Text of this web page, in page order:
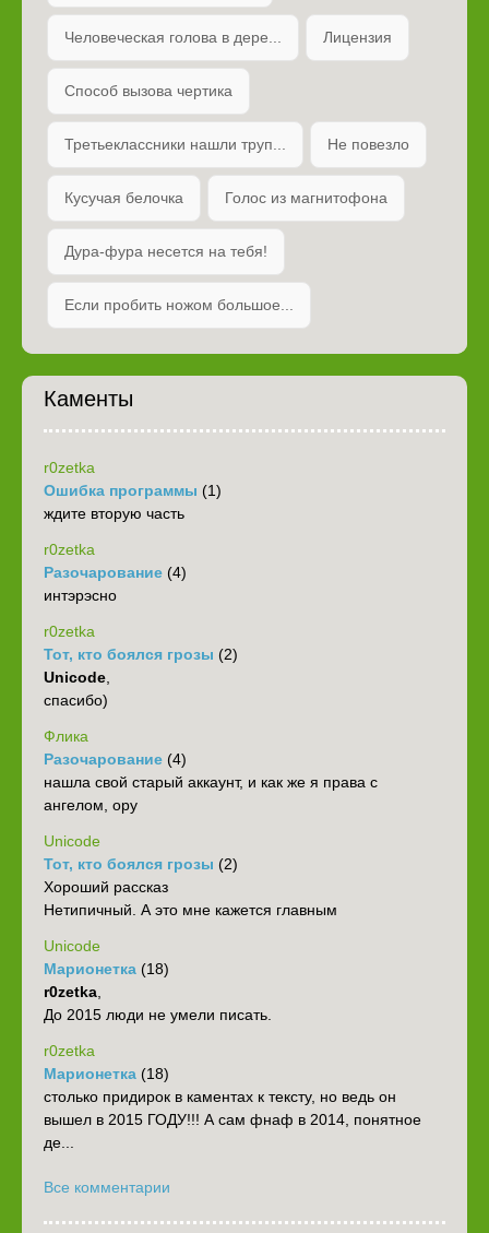
Человеческая голова в дере... Лицензия
Способ вызова чертика
Третьеклассники нашли труп... Не повезло
Кусучая белочка Голос из магнитофона
Дура-фура несется на тебя!
Если пробить ножом большое...
Каменты
r0zetka
Ошибка программы (1)
ждите вторую часть
r0zetka
Разочарование (4)
интэрэсно
r0zetka
Тот, кто боялся грозы (2)
Unicode
спасибо)
Флика
Разочарование (4)
нашла свой старый аккаунт, и как же я права с
ангелом, ору
Unicode
Тот, кто боялся грозы (2)
Хороший рассказ
Нетипичный. А это мне кажется главным
Unicode
Марионетка (18)
r0zetka
До 2015 люди не умели писать.
r0zetka
Марионетка (18)
столько придирок в каментах к тексту, но ведь он
вышел в 2015 ГОДУ!!! А сам фнаф в 2014, понятное
де...
Все комментарии